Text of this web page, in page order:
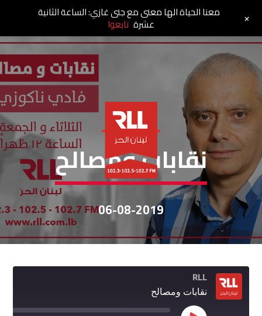
نقابات ومصالح
نقابات ومصالح
06-08-2019
RLL
نقابات ومصالح
معنا الحياة الها معنى مع جنى غازي: الساعة الثانية
عشرة تابعوا +